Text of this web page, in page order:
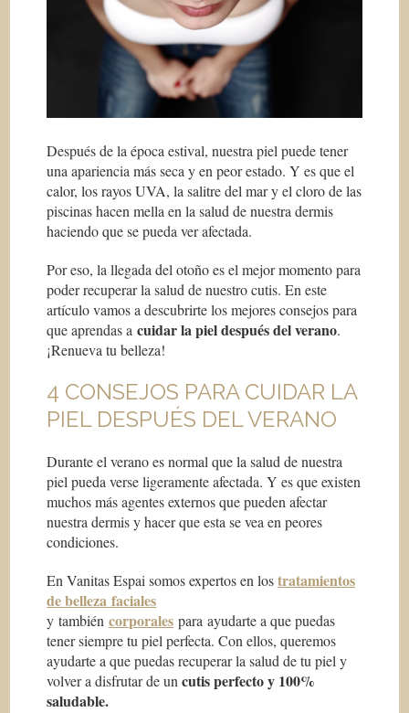
Después de la época estival, nuestra piel puede tener
una apariencia más seca y en peor estado. Y es que el
calor, los rayos UVA, la salitre del mar y el cloro de las
piscinas hacen mella en la salud de nuestra dermis
haciendo que se pueda ver afectada.
Por eso, la llegada del otoño es el mejor momento para
poder recuperar la salud de nuestro cutis. En este
artículo vamos a descubrirte los mejores consejos para
que aprendas acuidar la piel después del verano.
¡Renueva tu belleza!
4 CONSEJOS PARA CUIDAR LA
PIEL DESPUÉS DEL VERANO
Durante el verano es normal que la salud de nuestra
piel pueda verse ligeramente afectada. Y es que existen
muchos más agentes externos que pueden afectar
nuestra dermis y hacer que esta se vea en peores
condiciones.
En Vanitas Espai somos expertos en lostratamientos
de belleza faciales
y tambiéncorporales para ayudarte a que puedas
tener siempre tu piel perfecta. Con ellos, queremos
ayudarte a que puedas recuperar la salud de tu piel y
volver a disfrutar de uncutis perfecto y 100%
saludable.